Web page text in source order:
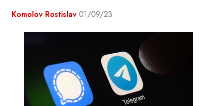
Komolov Rostislav 01/09/23